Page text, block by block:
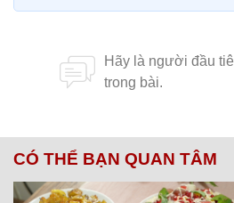
CÓ THỂ BẠN QUAN TÂM